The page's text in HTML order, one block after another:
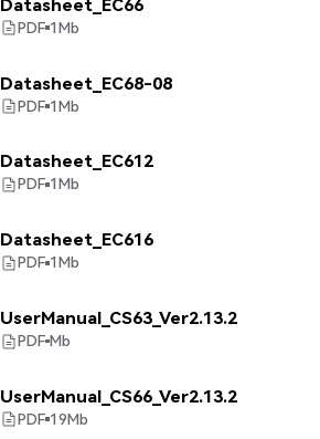
Datasheet_EC66
PDF 1Mb
Datasheet_EC68-08
PDF 1Mb
Datasheet_EC612
PDF 1Mb
Datasheet_EC616
PDF 1Mb
UserManual_CS63_Ver2.13.2
PDF Mb
UserManual_CS66_Ver2.13.2
PDF 19Mb